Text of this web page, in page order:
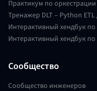
Практикум по
Тренажер DLT – Python ETL
Интерактивный хендбук по
Интерактивный хендбук
Сообщество
Сообщество инженеров